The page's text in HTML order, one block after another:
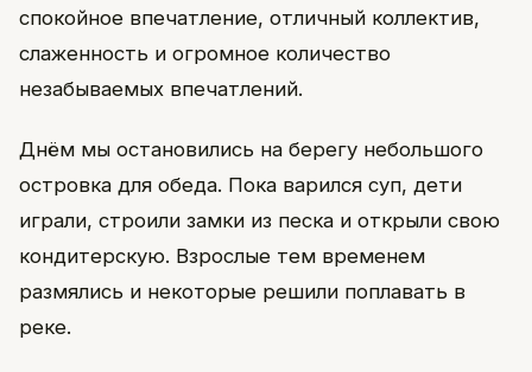
спокойное впечатление, отличный коллектив,
слаженность и огромное количество
незабываемых впечатлений.
Днём мы остановились на берегу небольшого
островка для обеда. Пока варился суп, дети
играли, строили замки из песка и открыли свою
кондитерскую. Взрослые тем временем
размялись и некоторые решили поплавать в
реке.